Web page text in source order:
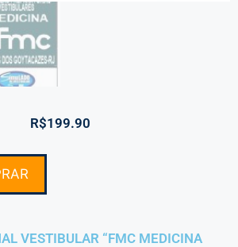
R$199.90
VESTIBULAR “FMC MEDICINA